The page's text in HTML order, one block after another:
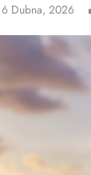
6 Dubna, 2026